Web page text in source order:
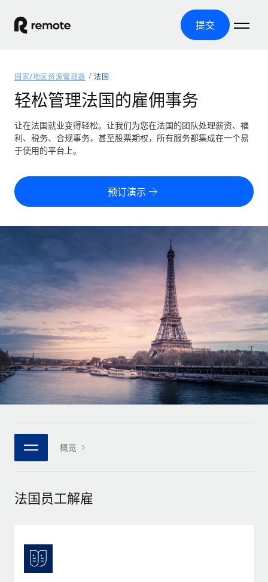
提交
产品
全球招聘
全球薪资管理
轻松运行合规薪资
零实体成本实现全球扩张
外包复杂雇佣任务
基础设施
Remote Embedded
将人力资源无缝融入工作流程
团队的内置核心人力资源功能
连接 新的
使用我们的 MCP 将任何人工智能工具与 Remote 平台相连
借助核心业务工具简化流程
咨询专家
获得全球人力资源与合规方面的专家帮助
覆盖全球
美国各州浏览器
了解我们的竞争优势
初创企业
为成长型企业量身打造的全球敏捷型人力资源与薪资解决方案
中型市场
通过定制化人力资源解决方案扩展团队
企业
与我们携手合作
战略技术合作伙伴
Remote Build
集成与人工智能自动化咨询
资源
工具与计算器
误分类风险计算工具
合同工薪酬结算计算器
探索全球合同工的结算货币选项与结算速度
通过 REMOTE 学习
研究与指引
案例研究
人力资源术语表
核对表和模板
职位描述库
网络研讨会
活动
薪金与人才洞察
洞察中心
定价
中文（简体）
English
Nederlands
Français
Deutsch
Español
Italiano
Português (Portugal)
日本語
한국어
国家/地区资源管理器 法国
轻松管理法国的雇佣事务
让在法国就业变得轻松。让我们为您在法国的团队处理薪资、福
利、税务、合规事务，甚至股票期权，所有服务都集成在一个易
于使用的平台上。
预订演示
概览
法国员工解雇